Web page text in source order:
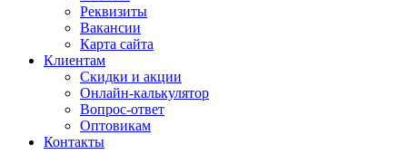
Реквизиты
Вакансии
Карта сайта
Клиентам
Скидки и акции
Онлайн-калькулятор
Вопрос-ответ
Оптовикам
Контакты